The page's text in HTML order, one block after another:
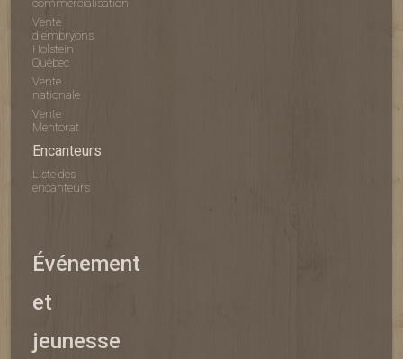
commercialisation
Vente
d'embryons
Holstein
Québec
Vente
nationale
Vente
Mentorat
Encanteurs
Liste des
encanteurs
Événement
et
jeunesse